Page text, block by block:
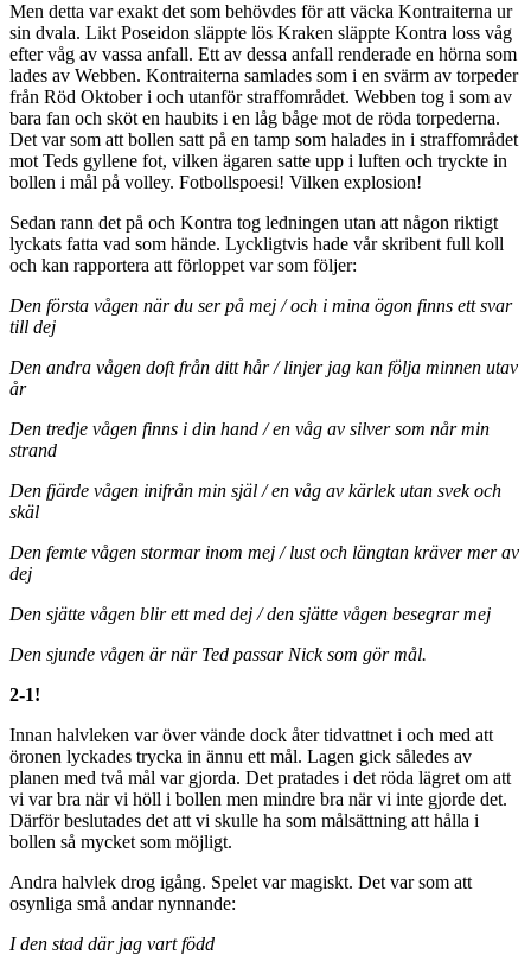
Men detta var exakt det som behövdes för att väcka Kontraiterna ur
sin dvala. Likt Poseidon släppte lös Kraken släppte Kontra loss våg
efter våg av vassa anfall. Ett av dessa anfall renderade en hörna som
lades av Webben. Kontraiterna samlades som i en svärm av torpeder
från Röd Oktober i och utanför straffområdet. Webben tog i som av
bara fan och sköt en haubits i en låg båge mot de röda torpederna.
Det var som att bollen satt på en tamp som halades in i straffområdet
mot Teds gyllene fot, vilken ägaren satte upp i luften och tryckte in
bollen i mål på volley. Fotbollspoesi! Vilken explosion!
Sedan rann det på och Kontra tog ledningen utan att någon riktigt
lyckats fatta vad som hände. Lyckligtvis hade vår skribent full koll
och kan rapportera att förloppet var som följer:
Den första vågen när du ser på mej / och i mina ögon finns ett svar
till dej
Den andra vågen doft från ditt hår / linjer jag kan följa minnen utav
år
Den tredje vågen finns i din hand / en våg av silver som når min
strand
Den fjärde vågen inifrån min själ / en våg av kärlek utan svek och
skäl
Den femte vågen stormar inom mej / lust och längtan kräver mer av
dej
Den sjätte vågen blir ett med dej / den sjätte vågen besegrar mej
Den sjunde vågen är när Ted passar Nick som gör mål.
2-1!
Innan halvleken var över vände dock åter tidvattnet i och med att
öronen lyckades trycka in ännu ett mål. Lagen gick således av
planen med två mål var gjorda. Det pratades i det röda lägret om att
vi var bra när vi höll i bollen men mindre bra när vi inte gjorde det.
Därför beslutades det att vi skulle ha som målsättning att hålla i
bollen så mycket som möjligt.
Andra halvlek drog igång. Spelet var magiskt. Det var som att
osynliga små andar nynnande:
I den stad där jag vart född